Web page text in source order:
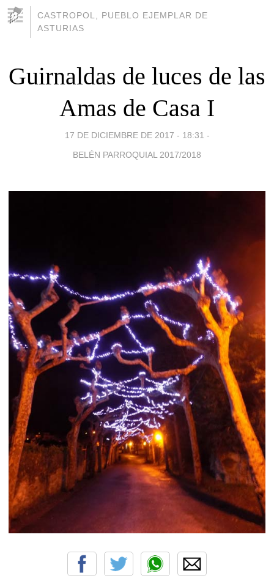
CASTROPOL, PUEBLO EJEMPLAR DE
ASTURIAS
Guirnaldas de luces de las
Amas de Casa I
17 DE DICIEMBRE DE 2017 - 18:31 -
BELÉN PARROQUIAL 2017/2018